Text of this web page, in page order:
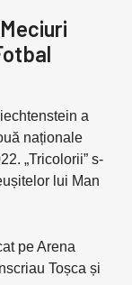
a
naționale
„Tricolorii” s-
lui Man
pe Arena
Toșca și